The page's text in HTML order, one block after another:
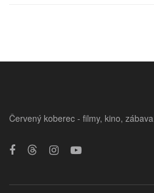
Červený koberec - filmy, kino, zábava